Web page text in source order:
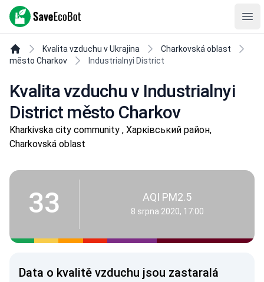
SaveEcoBot
Kvalita vzduchu v Ukrajina
Charkovská oblast
město Charkov
Industrialnyi District
Kvalita vzduchu v Industrialnyi
District město Charkov
Kharkivska city community , Харківський район,
Charkovská oblast
33 AQI PM2.5
8 srpna 2020, 17:00
Data o kvalitě vzduchu jsou zastaralá